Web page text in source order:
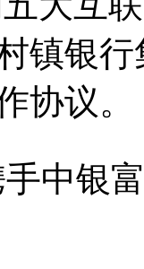
镇银
协议。
中银